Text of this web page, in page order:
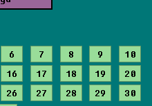
6 7 8 9
10
16 17 18 19
20
26 27 28 29
30